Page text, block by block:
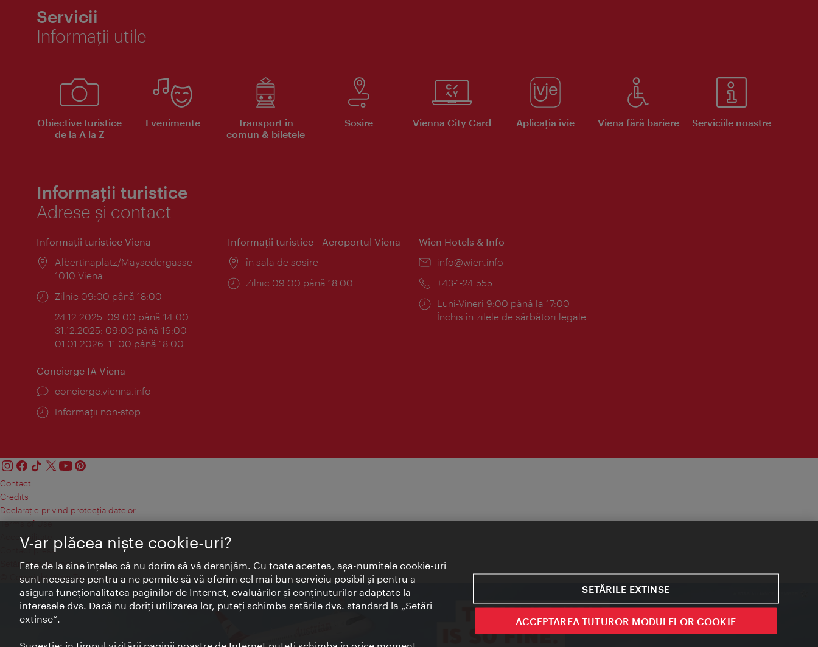
Servicii
Informaţii utile
Obiective turistice
de la A la Z
Evenimente
Transport în
comun & biletele
Sosire Vienna City Card Aplicaţia ivie Viena fără bariere Serviciile noastre
Informații turistice
Adrese și contact
Informaţii turistice Viena
Locul:
Albertinaplatz/Maysedergasse
1010 Viena
Program:
Zilnic 09:00 până 18:00
24.12.2025: 09:00 până 14:00
31.12.2025: 09:00 până 16:00
01.01.2026: 11:00 până 18:00
Informaţii turistice - Aeroportul Viena
Locul:
în sala de sosire
Program:
Zilnic 09:00 până 18:00
Wien Hotels & Info
E-
info@wien.info
Telefon:
+43-1-24 555
Program:
Luni-Vineri 9:00 până la 17:00
Închis în zilele de sărbători legale
Concierge IA Viena
concierge.vienna.info
Informații non-stop
Contact
Credits
Declaraţie privind protecţia datelor
Terms of Use
Accesibilitate
Contact presa
Setări module cookie
© Copyright Wien Tourismus
V-ar plăcea nişte cookie-uri?
Este de la sine înţeles că nu dorim să vă deranjăm. Cu toate acestea, aşa-numitele cookie-uri
sunt necesare pentru a ne permite să vă oferim cel mai bun serviciu posibil şi pentru a
asigura funcţionalitatea paginilor de Internet, evaluărilor şi conţinuturilor adaptate la
interesele dvs. Dacă nu doriţi utilizarea lor, puteţi schimba setările dvs. standard la „Setări
extinse“.
SETĂRILE EXTINSE
ACCEPTAREA TUTUROR MODULELOR COOKIE